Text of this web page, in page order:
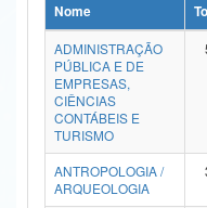
Ministério da Ciência, Tecnologia,
Ministério do Meio Ambiente
Ministério do Turismo
Ministério do Desenvolvimento
Controladoria-Geral da União
Nome
ADMINISTRAÇÃO
PÚBLICA E DE
EMPRESAS,
CIÊNCIAS
CONTÁBEIS E
TURISMO
ANTROPOLOGIA /
ARQUEOLOGIA